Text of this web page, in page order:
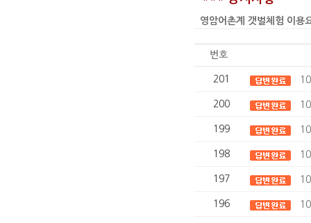
영암어촌계 갯벌체험 이
번호
201
200
199
198
197
196